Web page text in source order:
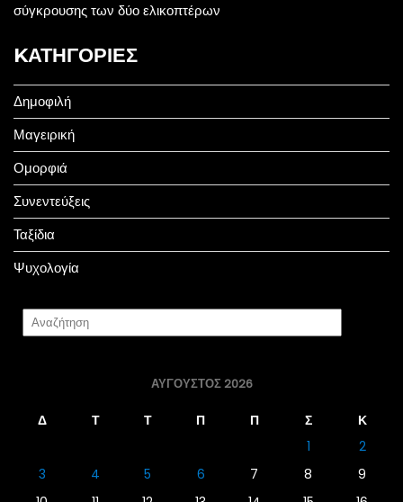
σύγκρουσης των δύο ελικοπτέρων
KΑΤΗΓΟΡΊΕΣ
Δημοφιλή
Μαγειρική
Ομορφιά
Συνεντεύξεις
Ταξίδια
Ψυχολογία
ΑΎΓΟΥΣΤΟΣ 2026
Δ Τ Τ Π Π Σ
Κ
1
2
3
4 5 6 7 8
9